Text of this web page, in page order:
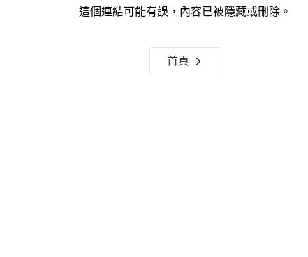
這個連結可能有誤，內容已被隱藏或刪除。
首頁